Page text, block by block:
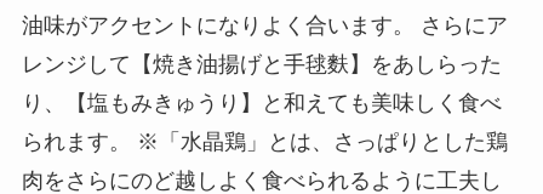
油味がアクセントになりよく合います。 さらにア
レンジして【焼き油揚げと手毬麩】をあしらった
り、【塩もみきゅうり】と和えても美味しく食べ
られます。 ※「水晶鶏」とは、さっぱりとした鶏
肉をさらにのど越しよく食べられるように工夫し